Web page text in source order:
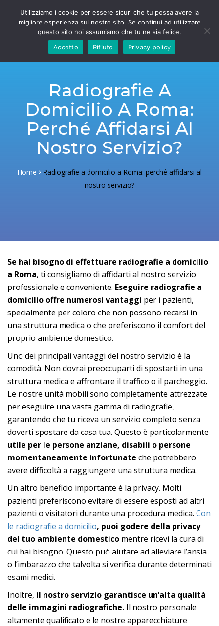
Radiografie A
Domicilio A Roma:
Perché Affidarsi Al
Nostro Servizio?
Home
Radiografie a domicilio a Roma: perché affidarsi al
nostro servizio?
Se hai bisogno di effettuare radiografie a domicilio
a Roma, ti consigliamo di affidarti al nostro servizio
professionale e conveniente. Eseguire radiografie a
domicilio offre numerosi vantaggi per i pazienti,
specialmente per coloro che non possono recarsi in
una struttura medica o che preferiscono il comfort del
proprio ambiente domestico.
Uno dei principali vantaggi del nostro servizio è la
comodità. Non dovrai preoccuparti di spostarti in una
struttura medica e affrontare il traffico o il parcheggio.
Le nostre unità mobili sono completamente attrezzate
per eseguire una vasta gamma di radiografie,
garantendo che tu riceva un servizio completo senza
doverti spostare da casa tua. Questo è particolarmente
utile per le persone anziane, disabili o persone
momentaneamente infortunate che potrebbero
avere difficoltà a raggiungere una struttura medica.
Un altro beneficio importante è la privacy. Molti
pazienti preferiscono evitare di essere esposti ad altri
pazienti o visitatori durante una procedura medica. Con
le radiografie a domicilio, puoi godere della privacy
del tuo ambiente domestico mentre ricevi la cura di
cui hai bisogno. Questo può aiutare ad alleviare l’ansia
o l’imbarazzo che talvolta si verifica durante determinati
esami medici.
Inoltre, il nostro servizio garantisce un’alta qualità
delle immagini radiografiche. Il nostro personale
altamente qualificato e le nostre apparecchiature
Utilizziamo i cookie per essere sicuri che tu possa avere la
migliore esperienza sul nostro sito. Se continui ad utilizzare
questo sito noi assumiamo che tu ne sia felice.
Accetto
Rifiuto Privacy policy